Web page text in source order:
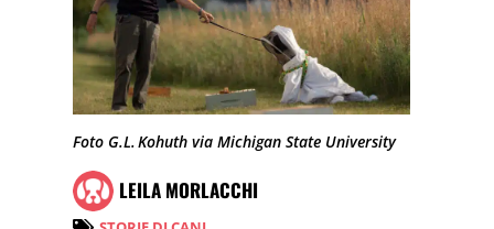
Foto G.L. Kohuth via Michigan State University
LEILA MORLACCHI